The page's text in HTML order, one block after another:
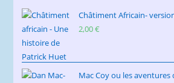
Châtiment Africain-
2,00€
Mac Coy ou les